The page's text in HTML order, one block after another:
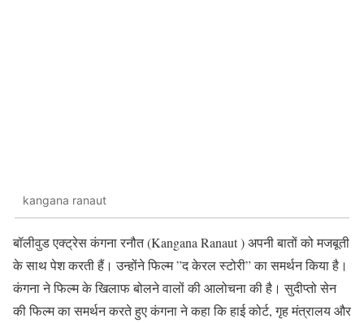
kangana ranaut
बॉलीवुड एक्ट्रेस कंगना रनौत (Kangana Ranaut ) अपनी बातों को मजबूती
के साथ पेश करती हैं। उन्होंने फिल्म ”द केरल स्टोरी” का समर्थन किया है।
कंगना ने फिल्म के खिलाफ बोलने वालों की आलोचना की है। सुदीप्तो सेन
की फिल्म का समर्थन करते हुए कंगना ने कहा कि हाई कोर्ट, गृह मंत्रालय और